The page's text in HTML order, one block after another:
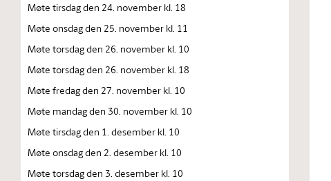
Møte tirsdag den 24. november kl. 18
Møte onsdag den 25. november kl. 11
Møte torsdag den 26. november kl. 10
Møte torsdag den 26. november kl. 18
Møte fredag den 27. november kl. 10
Møte mandag den 30. november kl. 10
Møte tirsdag den 1. desember kl. 10
Møte onsdag den 2. desember kl. 10
Møte torsdag den 3. desember kl. 10